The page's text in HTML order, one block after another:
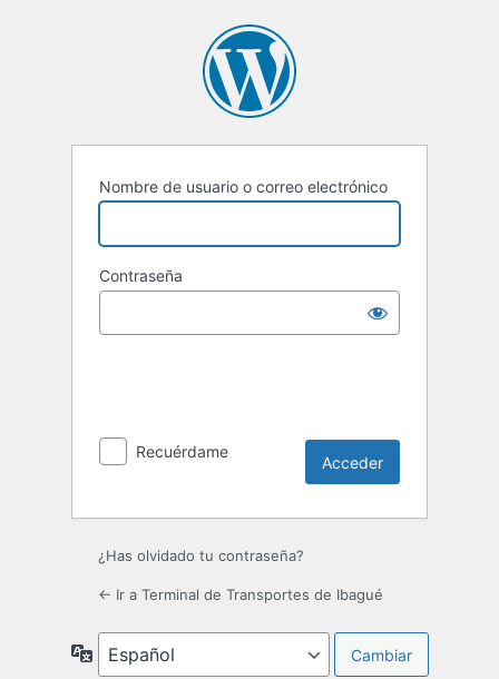
Nombre de usuario o correo electrónico
Contraseña
Recuérdame
¿Has olvidado tu contraseña?
← Ir a Terminal de Transportes de Ibagué
Idioma